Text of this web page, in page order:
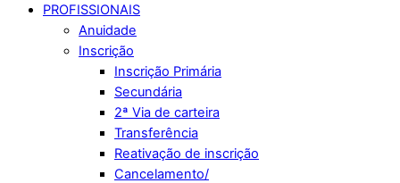
PROFISSIONAIS
Anuidade
Inscrição
Inscrição Primária
Secundária
2ª Via de carteira
Transferência
Reativação de inscrição
Cancelamento/